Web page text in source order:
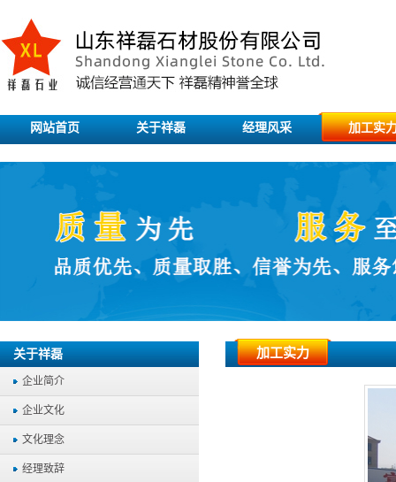
网站首页 关于祥磊 经理风采 加工实
关于祥磊
企业简介
企业文化
文化理念
经理致辞
加工实力